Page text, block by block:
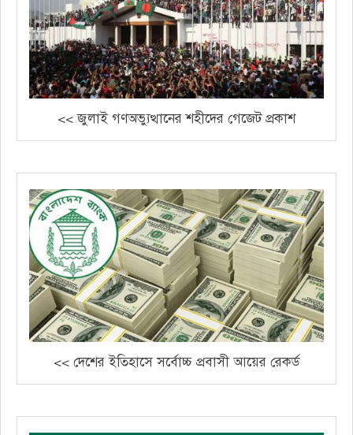
<< জুলাই গণঅভ্যুত্থানের শহীদের গেজেট প্রকাশ
<< দেশের ইতিহাসে সর্বোচ্চ প্রবাসী আয়ের রেকর্ড